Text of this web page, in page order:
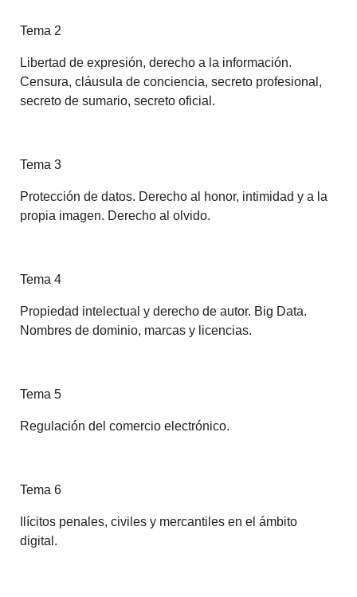
Tema 2
Libertad de expresión, derecho a la información.
Censura, cláusula de conciencia, secreto profesional,
secreto de sumario, secreto oficial.
Tema 3
Protección de datos. Derecho al honor, intimidad y a la
propia imagen. Derecho al olvido.
Tema 4
Propiedad intelectual y derecho de autor. Big Data.
Nombres de dominio, marcas y licencias.
Tema 5
Regulación del comercio electrónico.
Tema 6
Ilícitos penales, civiles y mercantiles en el ámbito
digital.